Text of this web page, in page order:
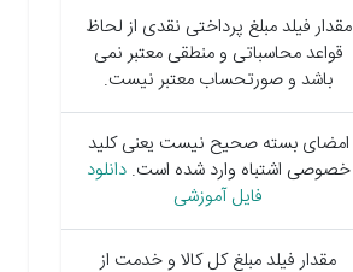
مقدار فیلد مبلغ پرداختی نقدی از لحاظ
قواعد محاسباتی و منطقی معتبر نمی
باشد و صورتحساب معتبر نیست.
امضای بسته صحیح نیست یعنی کلید
خصوصی اشتباه وارد شده است.دانلود
فایل آموزشی
مقدار فیلد مبلغ کل کالا و خدمت از